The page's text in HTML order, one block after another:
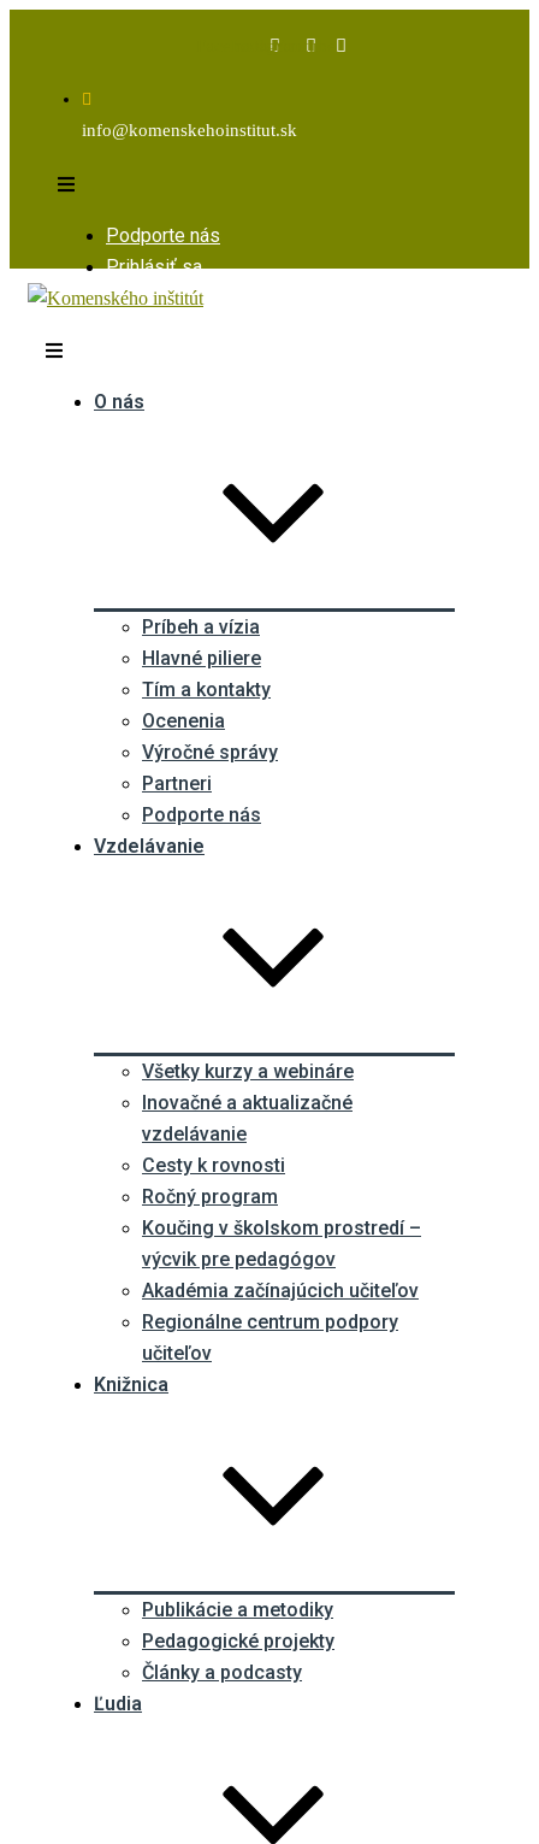
InstagramYoutube
info@komenskehoinstitut.sk
Podporte nás
Prihlásiť sa
O nás
Príbeh a vízia
Hlavné piliere
Tím a kontakty
Ocenenia
Výročné správy
Partneri
Podporte nás
Vzdelávanie
Všetky kurzy a webináre
Inovačné a aktualizačné
vzdelávanie
Cesty k rovnosti
Ročný program
Koučing v školskom prostredí –
výcvik pre pedagógov
Akadémia začínajúcich učiteľov
Regionálne centrum podpory
učiteľov
Knižnica
Publikácie a metodiky
Pedagogické projekty
Články a podcasty
Ľudia